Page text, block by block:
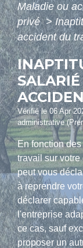
Maladie ou
privé>
accident du
Vérifié le 06 Apr
administrative
En fonction
travail sur votre
peut vous
à reprendre
déclarer
l'entreprise
ce cas, sauf
proposer un